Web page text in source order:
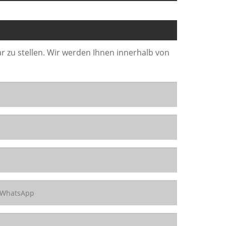
zu stellen. Wir werden Ihnen innerhalb von